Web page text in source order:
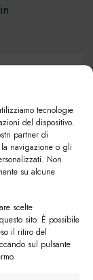
tecnologie
del dispositivo.
partner di
navigazione o gli
Non
su alcune
scelte
sito. È possibile
il ritiro del
sul pulsante
in